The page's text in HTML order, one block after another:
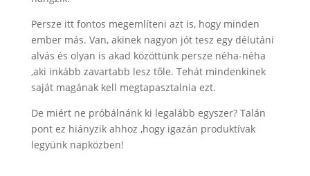
Persze itt fontos megemlíteni azt is, hogy minden
ember más. Van, akinek nagyon jót tesz egy délutáni
alvás és olyan is akad közöttünk persze néha-néha
,aki inkább zavartabb lesz tőle. Tehát mindenkinek
saját magának kell megtapasztalnia ezt.
De miért ne próbálnánk ki legalább egyszer? Talán
pont ez hiányzik ahhoz ,hogy igazán produktívak
legyünk napközben!